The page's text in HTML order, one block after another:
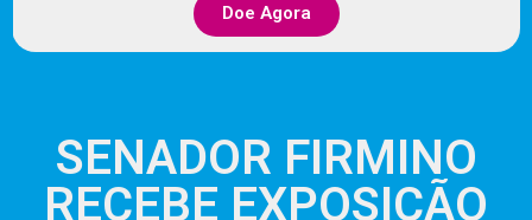
Doe Agora
SENADOR FIRMINO
RECEBE EXPOSIÇÃO